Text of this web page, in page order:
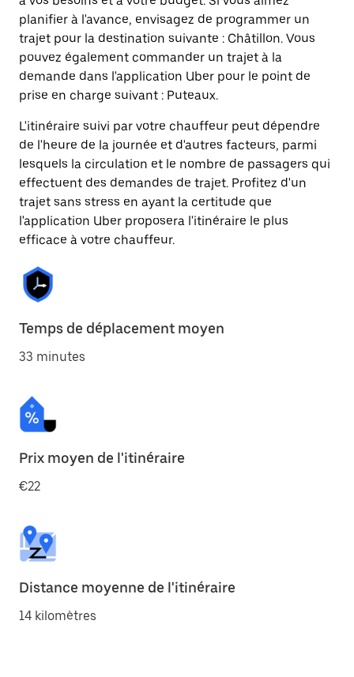
planifier à l'avance, envisagez de programmer un
trajet pour la destination suivante : Châtillon. Vous
pouvez également commander un trajet à la
demande dans l'application Uber pour le point de
prise en charge suivant : Puteaux.
L'itinéraire suivi par votre chauffeur peut dépendre
de l'heure de la journée et d'autres facteurs, parmi
lesquels la circulation et le nombre de passagers qui
effectuent des demandes de trajet. Profitez d'un
trajet sans stress en ayant la certitude que
l'application Uber proposera l'itinéraire le plus
efficace à votre chauffeur.
Temps de déplacement moyen
33 minutes
Prix moyen de l'itinéraire
€22
Distance moyenne de l'itinéraire
14 kilomètres